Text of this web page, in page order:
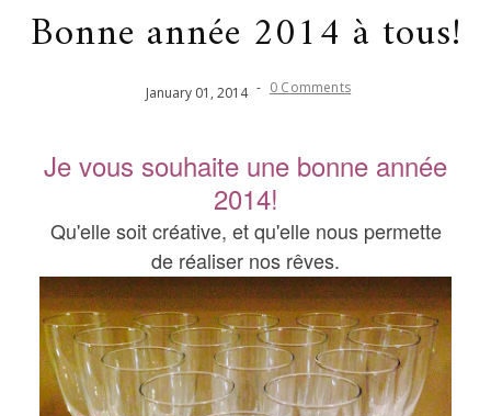
Bonne année 2014 à tous!
January 01 , 2014 - 0 Comments
Je vous souhaite une bonne année
2014!
Qu'elle soit créative, et qu'elle nous permette
de réaliser nos rêves.